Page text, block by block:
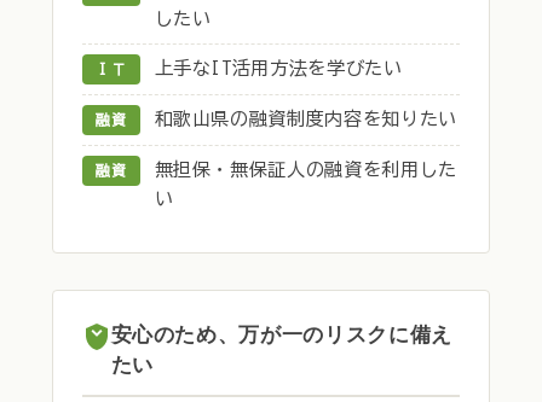
したい
ＩＴ 上手なIT活用方法を学びたい
融資 和歌山県の融資制度内容を知りたい
融資
無担保・無保証人の融資を利用した
い
安心のため、万が一のリスクに備え
たい